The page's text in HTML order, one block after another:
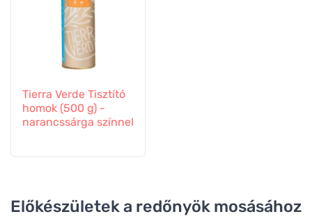
Tierra Verde Tisztító
homok (500 g) -
narancssárga színnel
Előkészületek a redőnyök mosásához